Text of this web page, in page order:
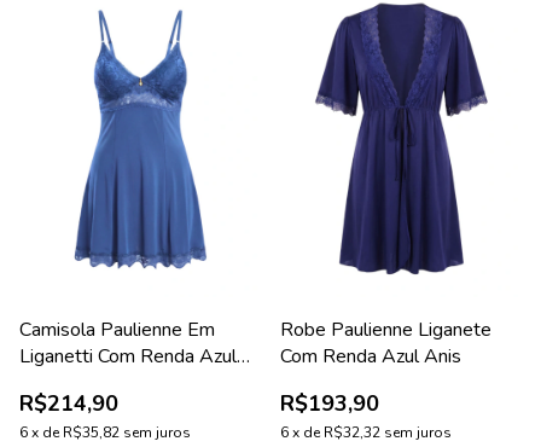
Camisola Paulienne Em
Liganetti Com Renda Azul
R$214,90
6x deR$35,82 sem juros
Robe Paulienne Liganete
Com Renda Azul Anis
R$193,90
6x deR$32,32 sem juros